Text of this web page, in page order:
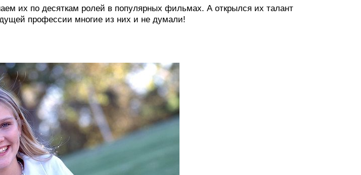
их по десяткам ролей в популярных фильмах. А открылся их талант
профессии многие из них и не думали!